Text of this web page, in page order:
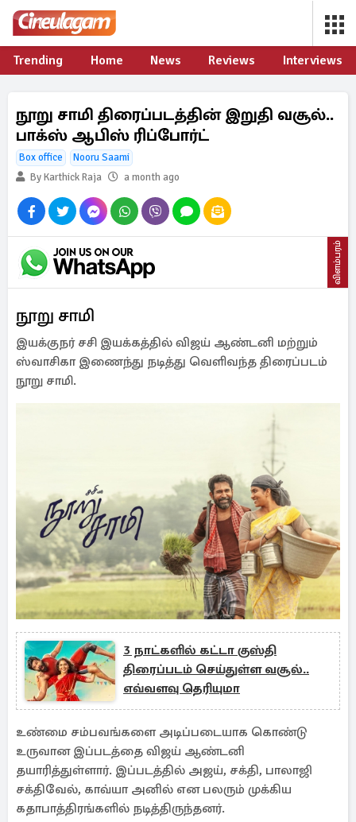
Trending Home News Reviews Interviews
நூறு சாமி திரைப்படத்தின் இறுதி வசூல்..
பாக்ஸ் ஆபிஸ் ரிப்போர்ட்
Box office
Nooru Saami
By Karthick Raja
a month ago
விளம்பரம்
நூறு சாமி
இயக்குநர் சசி இயக்கத்தில் விஜய் ஆண்டனி மற்றும்
ஸ்வாசிகா இணைந்து நடித்து வெளிவந்த திரைப்படம்
நூறு சாமி.
3 நாட்களில் கட்டா குஸ்தி
திரைப்படம் செய்துள்ள வசூல்..
எவ்வளவு தெரியுமா
உண்மை சம்பவங்களை அடிப்படையாக கொண்டு
உருவான இப்படத்தை விஜய் ஆண்டனி
தயாரித்துள்ளார். இப்படத்தில் அஜய், சக்தி, பாலாஜி
சக்திவேல், காவ்யா அனில் என பலரும் முக்கிய
கதாபாத்திரங்களில் நடித்திருந்தனர்.